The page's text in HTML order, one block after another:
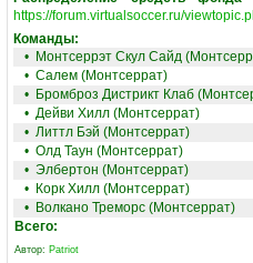
https://forum.virtualsoccer.ru/
Команды:
• Монтсеррэт Скул Сайд
• Салем (Монтсеррат)
• Бромброз Дистрикт Клаб
• Дейви Хилл (Монтсеррат)
• Литтл Бэй (Монтсеррат)
• Олд Таун (Монтсеррат)
• Элбертон (Монтсеррат)
• Корк Хилл (Монтсеррат)
• Волкано Треморс (Монтсеррат)
Всего:
Автор: Patriot